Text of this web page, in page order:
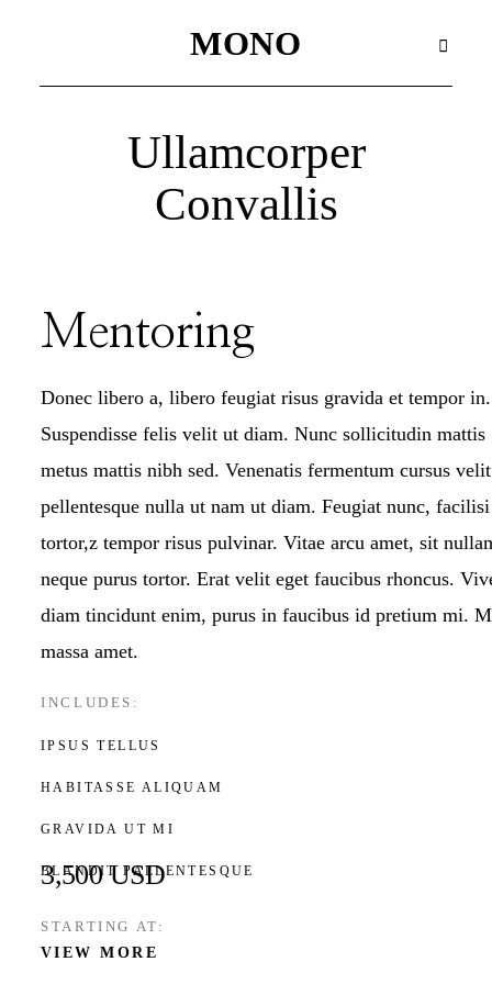
MONO
MONO
WAX SEALS
HOME
HOME
HOME
HOME
PAGES
Ullamcorper
Convallis
Mentoring
Donec libero a, libero feugiat risus gravida et tempor in.
Suspendisse felis velit ut diam. Nunc sollicitudin mattis
metus mattis nibh sed. Venenatis fermentum cursus velit
pellentesque nulla ut nam ut diam. Feugiat nunc, facilisi
tortor,z tempor risus pulvinar. Vitae arcu amet, sit
neque purus tortor. Erat velit eget faucibus rhoncus.
diam tincidunt enim, purus in faucibus id pretium mi.
massa amet.
INCLUDES:
IPSUS TELLUS
HABITASSE ALIQUAM
GRAVIDA UT MI
BLANDIT PALLENTESQUE
3,500 USD
STARTING AT:
VIEW MORE